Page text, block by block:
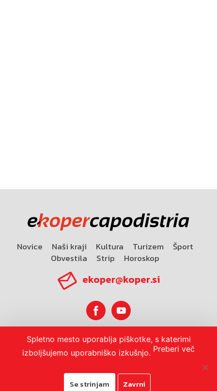
Novice Naši kraji Kultura Turizem
Šport
Obvestila
Strip Horoskop
ekoper@koper.si
Horoskop
Spletno mesto uporablja piškotke, s katerimi
izboljšujemo uporabniško izkušnjo. Preberi več
Se strinjam Zavrni